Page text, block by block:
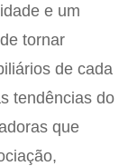
e um
tornar
de cada
tendências do
que